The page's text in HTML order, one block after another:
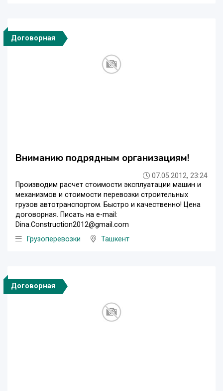
Договорная
Вниманию подрядным организациям!
07.05.2012, 23:24
Производим расчет стоимости эксплуатации машин и
механизмов и стоимости перевозки строительных
грузов автотранспортом. Быстро и качественно! Цена
договорная. Писать на e-mail:
Dina.Construction2012@gmail.com
Грузоперевозки
Ташкент
Договорная